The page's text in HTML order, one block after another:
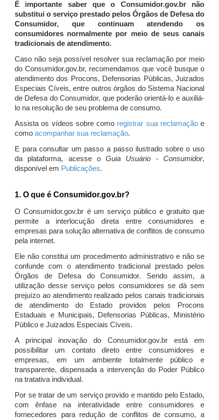
É importante saber que o Consumidor.gov.br não
substitui o serviço prestado pelos Órgãos de Defesa do
Consumidor, que continuam atendendo os
consumidores normalmente por meio de seus canais
tradicionais de atendimento.
Caso não seja possível resolver sua reclamação por meio
do Consumidor.gov.br, recomendamos que você busque o
atendimento dos Procons, Defensorias Públicas, Juizados
Especiais Cíveis, entre outros órgãos do Sistema Nacional
de Defesa do Consumidor, que poderão orientá-lo e auxiliá-
lo na resolução de seu problema de consumo.
Assista os vídeos sobre como registrar sua reclamaçãoe
como acompanhar sua reclamação.
E para consultar um passo a passo ilustrado sobre o uso
da plataforma, acesse oGuia Usuário - Consumidor,
disponível em Publicações.
1. O que é Consumidor.gov.br?
O Consumidor.gov.br é um serviço público e gratuito que
permite a interlocução direta entre consumidores e
empresas para solução alternativa de conflitos de consumo
pela internet.
Ele não constitui um procedimento administrativo e não se
confunde com o atendimento tradicional prestado pelos
Órgãos de Defesa do Consumidor. Sendo assim, a
utilização desse serviço pelos consumidores se dá sem
prejuízo ao atendimento realizado pelos canais tradicionais
de atendimento do Estado providos pelos Procons
Estaduais e Municipais, Defensorias Públicas, Ministério
Público e Juizados Especiais Cíveis.
A principal inovação do Consumidor.gov.br está em
possibilitar um contato direto entre consumidores e
empresas, em um ambiente totalmente público e
transparente, dispensada a intervenção do Poder Público
na tratativa individual.
Por se tratar de um serviço provido e mantido pelo Estado,
com ênfase na interatividade entre consumidores e
fornecedores para redução de conflitos de consumo, a